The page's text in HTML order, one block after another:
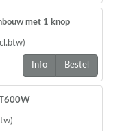
met 1 knop
)
Info Bestel
)